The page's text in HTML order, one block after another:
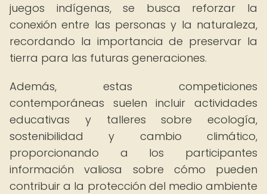
juegos indígenas, se busca reforzar la
conexión entre las personas y la naturaleza,
recordando la importancia de preservar la
tierra para las futuras generaciones.
Además, estas competiciones
contemporáneas suelen incluir actividades
educativas y talleres sobre ecología,
sostenibilidad y cambio climático,
proporcionando a los participantes
información valiosa sobre cómo pueden
contribuir a la protección del medio ambiente